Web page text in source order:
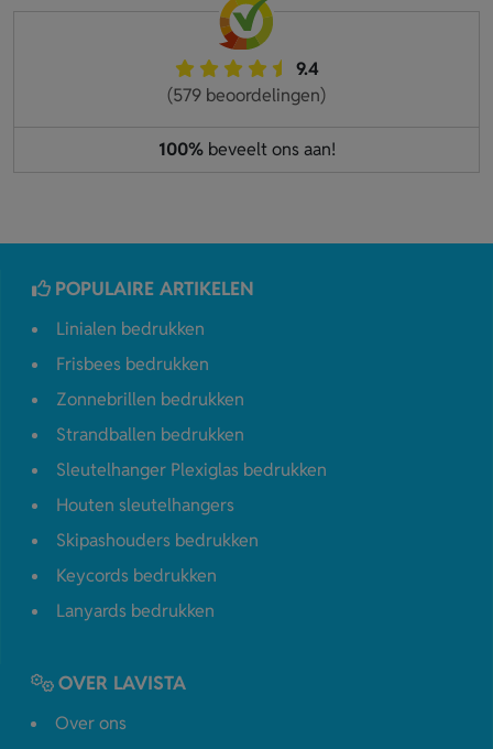
9.4
(579 beoordelingen)
100%beveelt ons aan!
POPULAIRE ARTIKELEN
Linialen bedrukken
Frisbees bedrukken
Zonnebrillen bedrukken
Strandballen bedrukken
Sleutelhanger Plexiglas bedrukken
Houten sleutelhangers
Skipashouders bedrukken
Keycords bedrukken
Lanyards bedrukken
OVER LAVISTA
Over ons